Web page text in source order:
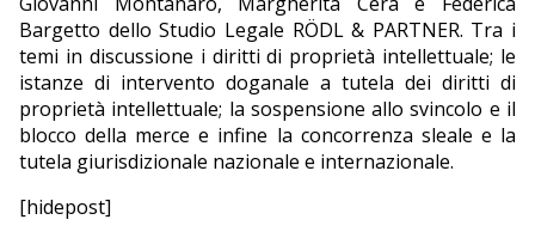
Bargetto dello Studio Legale RÖDL & PARTNER. Tra i
temi in discussione i diritti di proprietà intellettuale; le
istanze di intervento doganale a tutela dei diritti di
proprietà intellettuale; la sospensione allo svincolo e il
blocco della merce e infine la concorrenza sleale e la
tutela giurisdizionale nazionale e internazionale.
[hidepost]